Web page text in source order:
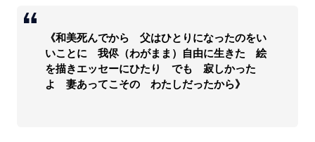
《和美死んでから 父はひとりになったのをい
いことに 我侭（わがまま）自由に生きた 絵
を描きエッセーにひたり でも 寂しかった
よ 妻あってこその わたしだったから》